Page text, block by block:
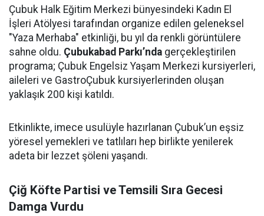
Çubuk Halk Eğitim Merkezi bünyesindeki Kadın El
İşleri Atölyesi tarafından organize edilen geleneksel
"Yaza Merhaba" etkinliği, bu yıl da renkli görüntülere
sahne oldu. Çubukabad Parkı’nda gerçekleştirilen
programa; Çubuk Engelsiz Yaşam Merkezi kursiyerleri,
aileleri ve GastroÇubuk kursiyerlerinden oluşan
yaklaşık 200 kişi katıldı.
Etkinlikte, imece usulüyle hazırlanan Çubuk’un eşsiz
yöresel yemekleri ve tatlıları hep birlikte yenilerek
adeta bir lezzet şöleni yaşandı.
Çiğ Köfte Partisi ve Temsili Sıra Gecesi
Damga Vurdu